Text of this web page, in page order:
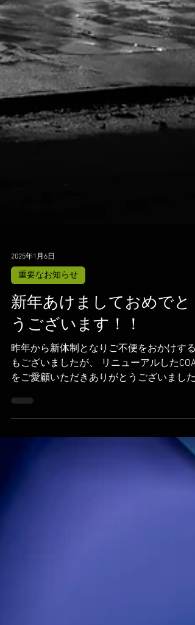
重要なお知らせ
新年あけましておめでと
うございます！！
昨年から新体制となりご不便をおかけする
もございましたが、 リニューアルした
ーフィルム はもちろん 車の売買 にも力を